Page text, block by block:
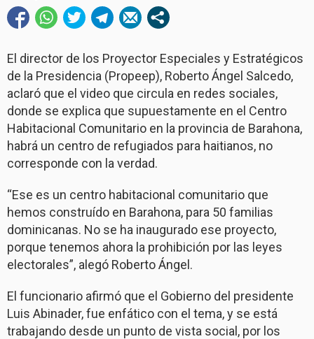
El director de los Proyector Especiales y Estratégicos
de la Presidencia (Propeep), Roberto Ángel Salcedo,
aclaró que el video que circula en redes sociales,
donde se explica que supuestamente en el Centro
Habitacional Comunitario en la provincia de Barahona,
habrá un centro de refugiados para haitianos, no
corresponde con la verdad.
“Ese es un centro habitacional comunitario que
hemos construído en Barahona, para 50 familias
dominicanas. No se ha inaugurado ese proyecto,
porque tenemos ahora la prohibición por las leyes
electorales”, alegó Roberto Ángel.
El funcionario afirmó que el Gobierno del presidente
Luis Abinader, fue enfático con el tema, y se está
trabajando desde un punto de vista social, por los